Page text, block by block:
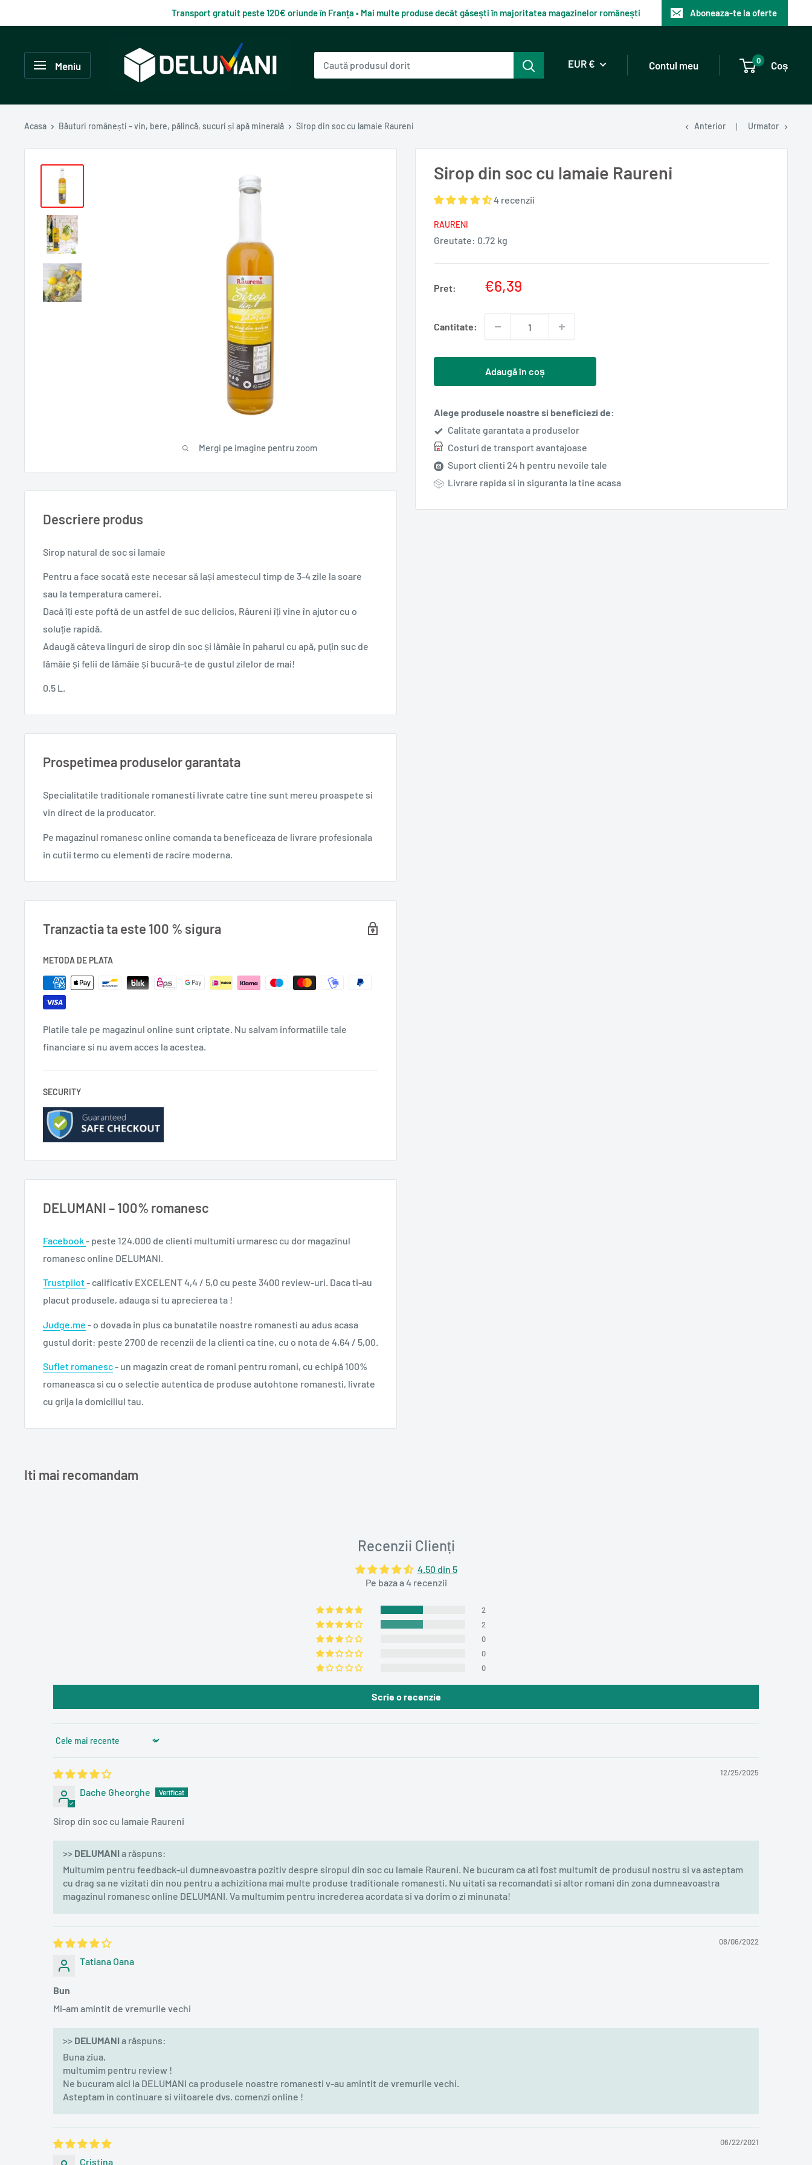
te
continut
Transport gratuit peste 120€ oriunde în Franța • Mai multe produse decât găsești în majoritatea magazinelor românești Aboneaza-te la oferte
Meniu
Delumani
Magazin
EUR € Contul meu 0 Coș
Acasa Băuturi românești – vin, bere, pălincă, sucuri și apă minerală Sirop din soc cu lamaie Raureni Anterior Urmator
Mergi pe imagine pentru zoom
Sirop din soc cu lamaie Raureni
4 recenzii
RAURENI
Greutate: 0.72 kg
Pret:
Pret
€6,39
Cantitate:
Adaugă în coș
Alege produsele noastre si beneficiezi de:
Calitate garantata a produselor
Costuri de transport avantajoase
Suport clienti 24 h pentru nevoile tale
Livrare rapida si in siguranta la tine acasa
Descriere produs
Sirop natural de soc si lamaie
Pentru a face socată este necesar să lași amestecul timp de 3-4 zile la soare
sau la temperatura camerei.
Dacă îți este poftă de un astfel de suc delicios, Râureni îți vine în ajutor cu o
soluție rapidă.
Adaugă câteva linguri de sirop din soc și lămâie în paharul cu apă, puțin suc de
lămâie și felii de lămâie și bucură-te de gustul zilelor de mai!
0,5 L.
Prospetimea produselor garantata
Specialitatile traditionale romanesti livrate catre tine sunt mereu proaspete si
vin direct de la producator.
Pe magazinul romanesc online comanda ta beneficeaza de livrare profesionala
in cutii termo cu elementi de racire moderna.
Tranzactia ta este 100 % sigura
METODA DE PLATA
Platile tale pe magazinul online sunt criptate. Nu salvam informatiile tale
financiare si nu avem acces la acestea.
SECURITY
DELUMANI – 100% romanesc
Facebook- peste 124.000 de clienti multumiti urmaresc cu dor magazinul
romanesc online DELUMANI.
Trustpilot- calificativ EXCELENT 4,4 / 5,0 cu peste 3400 review-uri. Daca ti-au
placut produsele, adauga si tu aprecierea ta !
Judge.me - o dovada in plus ca bunatatile noastre romanesti au adus acasa
gustul dorit: peste 2700 de recenzii de la clienti ca tine, cu o nota de 4,64 / 5,00.
Suflet romanesc- un magazin creat de romani pentru romani, cu echipă 100%
romaneasca si cu o selectie autentica de produse autohtone romanesti, livrate
cu grija la domiciliul tau.
Iti mai recomandam
Recenzii Clienți
4.50 din 5
Pe baza a 4 recenzii
2
2
0
0
0
Scrie o recenzie
Sort by
12/25/2025
Dache Gheorghe
Sirop din soc cu lamaie Raureni
>> DELUMANIa răspuns:
Multumim pentru feedback-ul dumneavoastra pozitiv despre siropul din soc cu lamaie Raureni. Ne bucuram ca ati fost multumit de produsul nostru si va asteptam
cu drag sa ne vizitati din nou pentru a achizitiona mai multe produse traditionale romanesti. Nu uitati sa recomandati si altor romani din zona dumneavoastra
magazinul romanesc online DELUMANI. Va multumim pentru increderea acordata si va dorim o zi minunata!
08/06/2022
Tatiana Oana
Bun
Mi-am amintit de vremurile vechi
>> DELUMANIa răspuns:
Buna ziua,
multumim pentru review !
Ne bucuram aici la DELUMANI ca produsele noastre romanesti v-au amintit de vremurile vechi.
Asteptam in continuare si viitoarele dvs. comenzi online !
06/22/2021
Cristina